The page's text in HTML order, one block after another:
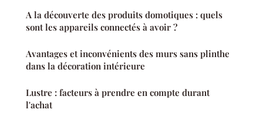
A la découverte des produits domotiques : quels
sont les appareils connectés à avoir ?
Avantages et inconvénients des murs sans plinthe
dans la décoration intérieure
Lustre : facteurs à prendre en compte durant
l'achat